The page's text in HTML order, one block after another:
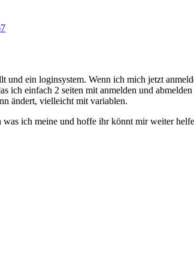
und ein loginsystem. Wenn ich mich jetzt
ich einfach 2 seiten mit anmelden und
ändert, vielleicht mit variablen.
was ich meine und hoffe ihr könnt mir weiter